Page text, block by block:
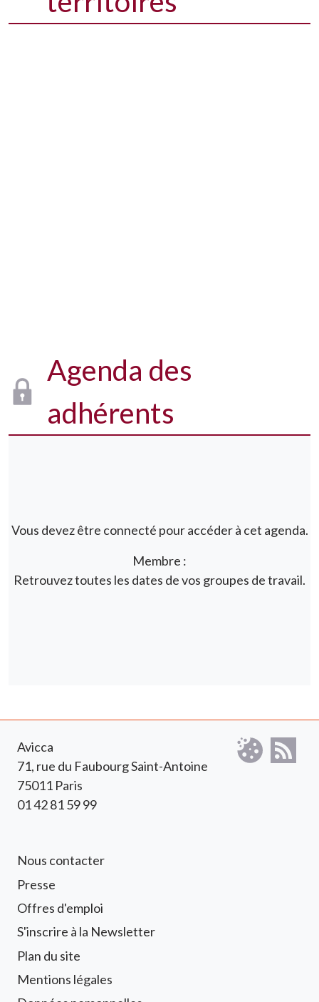
Agenda des
adhérents
Vous devez être connecté pour accéder à cet agenda.
Membre :
Retrouvez toutes les dates de vos groupes de travail.
Avicca
71, rue du Faubourg Saint-Antoine
75011 Paris
01 42 81 59 99
Footer 1 Avicca
Nous contacter
Presse
Offres d'emploi
S'inscrire à la Newsletter
Footer 2 Avicca
Plan du site
Mentions légales